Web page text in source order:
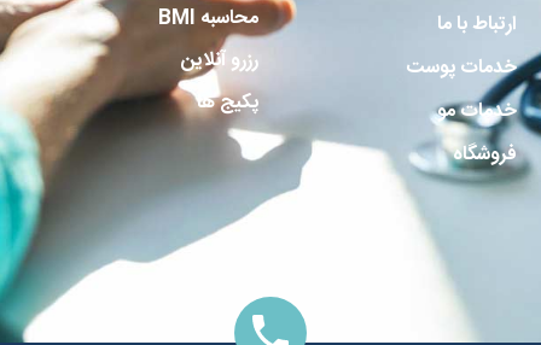
ارتباط با ما
خدمات پوست
خدمات مو
فروشگاه
محاسبه BMI
رزرو آنلاین
پکیج ها